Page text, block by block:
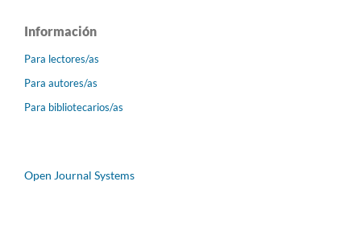
Información
Para lectores/as
Para autores/as
Para bibliotecarios/as
Open Journal Systems